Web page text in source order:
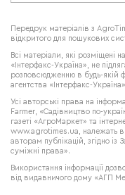
Передрук матеріалів з
відкритого для пошукових
Всі матеріали, які розміщені
«Інтерфакс-Україна», не
розповсюдженню в будь-якій
агентства «Інтерфакс-
Усі авторські права на
Farmer, «Садівництво по-
газеті «АгроМаркет» та
www.agrotimes.ua, належать
авторам публікацій, згідно
суміжні права».
Використання інформації
від видавничого дому «АГП